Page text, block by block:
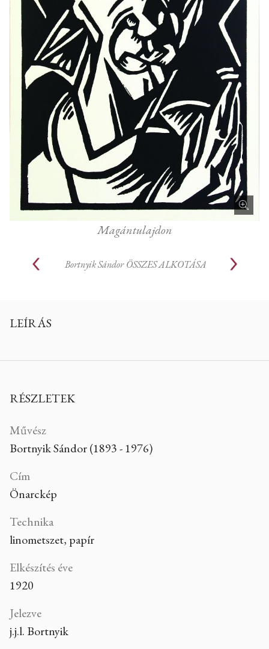
Magántulajdon
Bortnyik Sándor ÖSSZES ALKOTÁSA
LEÍRÁS
RÉSZLETEK
Művész
Bortnyik Sándor (1893 - 1976)
Cím
Önarckép
Technika
linometszet, papír
Elkészítés éve
1920
Jelezve
j.j.l. Bortnyik